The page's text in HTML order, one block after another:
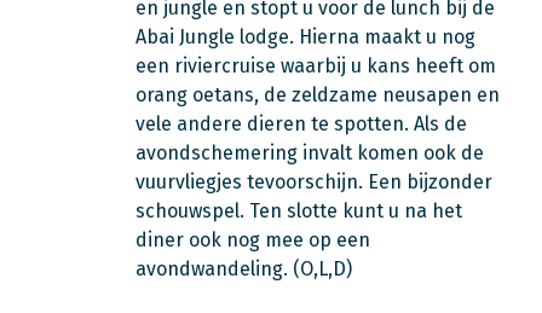
en jungle en stopt u voor de lunch bij de
Abai Jungle lodge. Hierna maakt u nog
een riviercruise waarbij u kans heeft om
orang oetans, de zeldzame neusapen en
vele andere dieren te spotten. Als de
avondschemering invalt komen ook de
vuurvliegjes tevoorschijn. Een bijzonder
schouwspel. Ten slotte kunt u na het
diner ook nog mee op een
avondwandeling. (O,L,D)